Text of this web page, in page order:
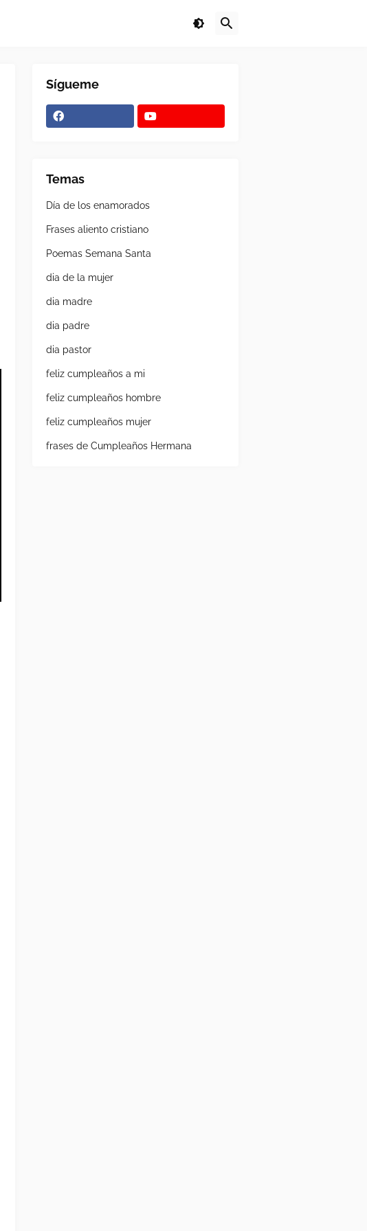
Sígueme
Temas
Día de los enamorados
Frases aliento cristiano
Poemas Semana Santa
dia de la mujer
dia madre
dia padre
dia pastor
feliz cumpleaños a mi
feliz cumpleaños hombre
feliz cumpleaños mujer
frases de Cumpleaños Hermana